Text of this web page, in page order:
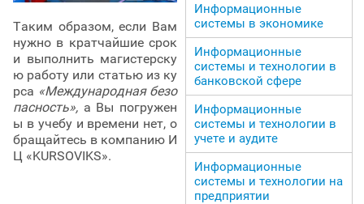
Таким образом, если Вам
нужно в кратчайшие срок
и выполнить магистерску
ю работу или статью из ку
рса «Международная безо
пасность», а Вы погружен
ы в учебу и времени нет, о
бращайтесь в компанию И
Ц «KURSOVIKS».
Информационные
системы в экономике
Информационные
системы и технологии в
банковской сфере
Информационные
системы и технологии в
учете и аудите
Информационные
системы и технологии на
предприятии